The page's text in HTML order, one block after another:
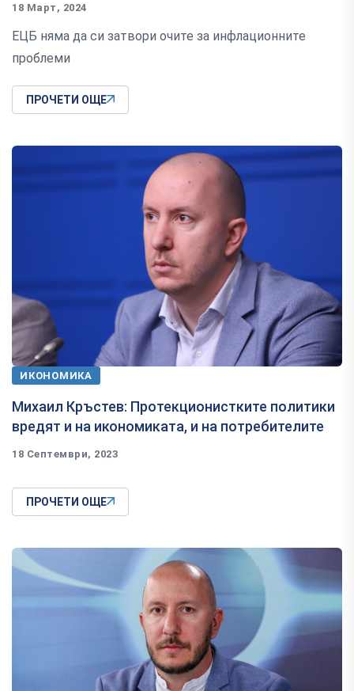
18 Март, 2024
ЕЦБ няма да си затвори очите за инфлационните
проблеми
ПРОЧЕТИ ОЩЕ
ИКОНОМИКА
Михаил Кръстев: Протекционистките политики
вредят и на икономиката, и на потребителите
18 Септември, 2023
ПРОЧЕТИ ОЩЕ